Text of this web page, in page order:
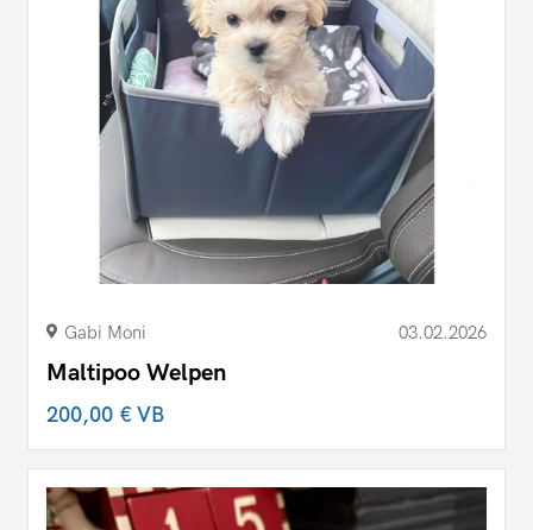
Gabi Moni 03.02.2026
Maltipoo Welpen
200,00 €VB